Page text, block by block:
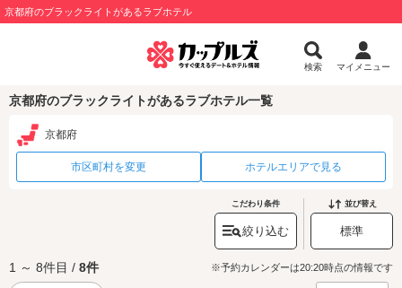
京都府のブラックライトがあるラブホテル
検索 マイメニュー
京都府のブラックライトがあるラブホテル一覧
京都府
市区町村を変更 ホテルエリアで見る
こだわり条件
絞り込む
並び替え
標準
1 ～ 8件目 / 8件 ※予約カレンダーは20:20時点の情報です